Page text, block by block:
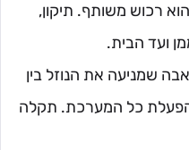
רכוש משותף. תיקון,
ועד הבית.
שמניעה את הנוזל בין
כל המערכת. תקלה